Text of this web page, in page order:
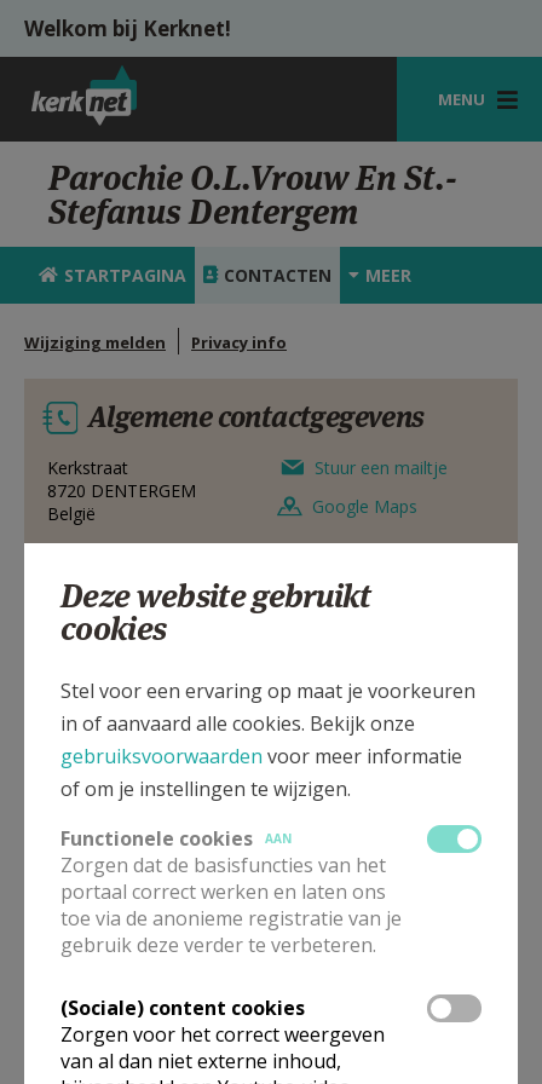
Overslaan en naar de inhoud gaan
Welkom bij Kerknet!
MENU
STARTPAGINA
KERK
VIERINGEN
HULP
MIJN PAROCHIE
AANMELDEN OF REGISTREREN
Parochie O.L.Vrouw En St.-
Stefanus Dentergem
STARTPAGINA CONTACTEN MEER
Wijziging melden Privacy info
Algemene contactgegevens
Kerkstraat
8720 DENTERGEM
België
Stuur een mailtje
Google Maps
Kerkstraat, 8720 DENTERGEM
Deze website gebruikt
cookies
Stel voor een ervaring op maat je voorkeuren
in of aanvaard alle cookies. Bekijk onze
gebruiksvoorwaarden voor meer informatie
of om je instellingen te wijzigen.
Functionele cookies
AAN
Zorgen dat de basisfuncties van het
portaal correct werken en laten ons
toe via de anonieme registratie van je
gebruik deze verder te verbeteren.
(Sociale) content cookies
Zorgen voor het correct weergeven
van al dan niet externe inhoud,